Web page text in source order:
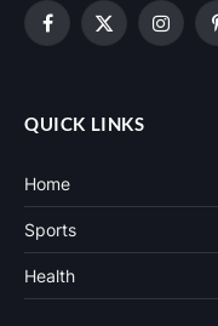
Facebook
X
QUICK LINKS
Home
Sports
Health